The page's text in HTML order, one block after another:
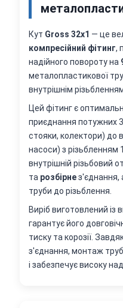
Кут Gross 32х1 — це
компресійний фітинг,
надійного повороту на
металопластикової
внутрішнім
Цей фітинг є
приєднання потужних
стояки, колектори) до
насоси) з різьбленням
внутрішній різьбовий
та розбірнез'єднання,
труби до різьблення.
Виріб виготовлений із
гарантує його
тиску та корозії.
з'єднання, монтаж
і забезпечує високу